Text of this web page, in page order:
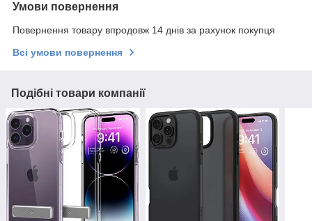
Умови повернення
Повернення товару впродовж 14 днів за рахунок покупця
Всі умови повернення
Подібні товари компанії